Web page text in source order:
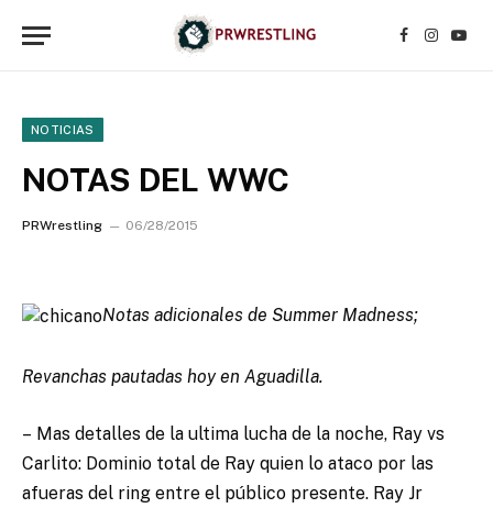
Facebook
NOTICIAS
NOTAS DEL WWC
PRWrestling 06/28/2015
Notas adicionales de Summer Madness;
Revanchas pautadas hoy en Aguadilla.
– Mas detalles de la ultima lucha de la noche, Ray vs
Carlito: Dominio total de Ray quien lo ataco por las
afueras del ring entre el público presente. Ray Jr